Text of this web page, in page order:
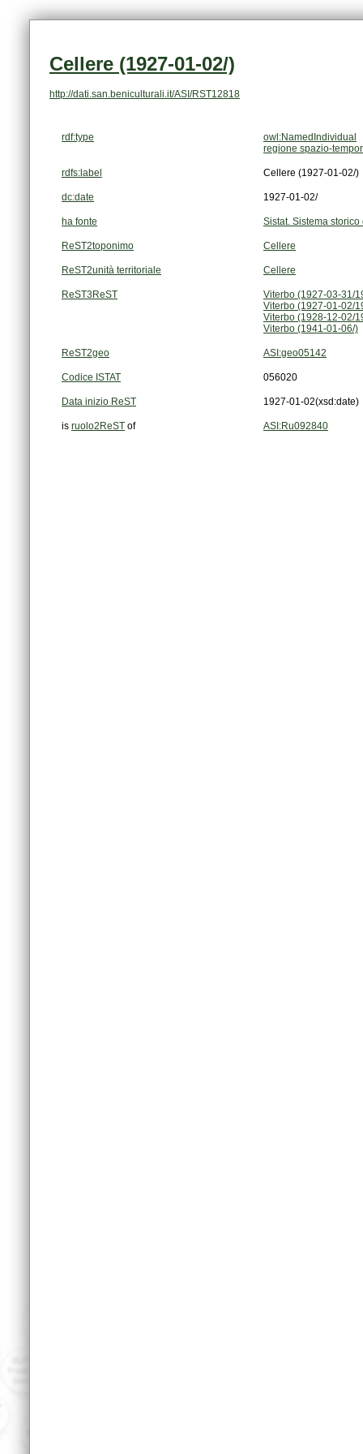
Cellere (1927-01-02/)
http://dati.san.beniculturali.it/ASI/RST12818
rdf:type
owl:NamedIndividual
regione spazio-
rdfs:label Cellere (1927-01-02/)
dc:date 1927-01-02/
ha fonte Sistat. Sistema
ReST2toponimo Cellere
ReST2unità territoriale Cellere
ReST3ReST
Viterbo (1927-03-31/
Viterbo (1927-01-02/
Viterbo (1928-12-02/
Viterbo (1941-01-06/)
ReST2geo ASI:geo05142
Codice ISTAT 056020
Data inizio ReST 1927-01-02(xsd:date)
is ruolo2ReST of ASI:Ru092840